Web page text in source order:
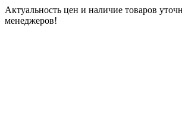
Актуальность цен и наличие товаров
менеджеров!